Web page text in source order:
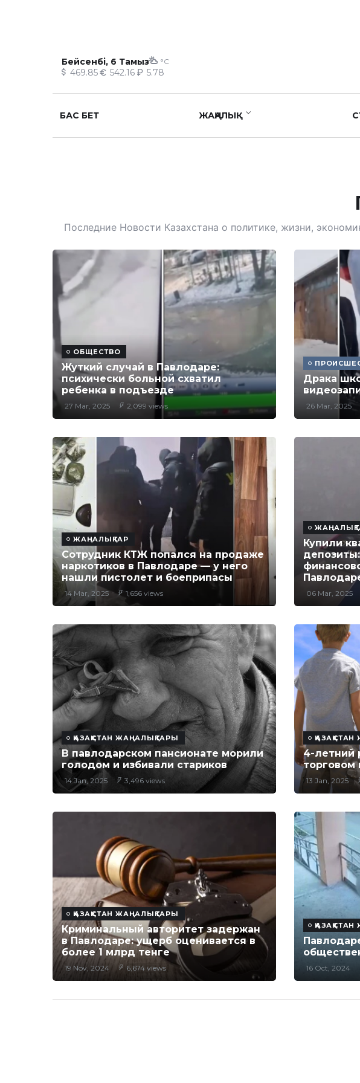
Бейсенбі, 6 Тамыз °C
469.85 542.16 5.78
БАС БЕТ ЖАҢАЛЫҚ
Последние Новости Казахстана о политике, жизни,
ОБЩЕСТВО
Жуткий случай в Павлодаре:
психически больной схватил
ребенка в подъезде
27 Mar, 2025 2,099 views
Драка
26 Mar, 2025
ЖАҢАЛЫҚТАР
Сотрудник КТЖ попался на продаже
наркотиков в Павлодаре — у него
нашли пистолет и боеприпасы
14 Mar, 2025 1,656 views
Купили
06 Mar, 2025
ҚАЗАҚСТАН ЖАҢАЛЫҚТАРЫ
В павлодарском пансионате морили
голодом и избивали стариков
14 Jan, 2025 3,496 views
4-летний
торговом
13 Jan, 2025
ҚАЗАҚСТАН ЖАҢАЛЫҚТАРЫ
Криминальный авторитет задержан
в Павлодаре: ущерб оценивается в
более 1 млрд тенге
19 Nov, 2024 6,674 views 16 Oct, 2024